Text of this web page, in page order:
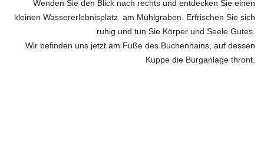
Wenden Sie den Blick nach rechts und entdecken Sie einen
kleinen Wassererlebnisplatz am Mühlgraben. Erfrischen Sie sich
ruhig und tun Sie Körper und Seele Gutes.
Wir befinden uns jetzt am Fuße des Buchenhains, auf dessen
Kuppe die Burganlage thront.